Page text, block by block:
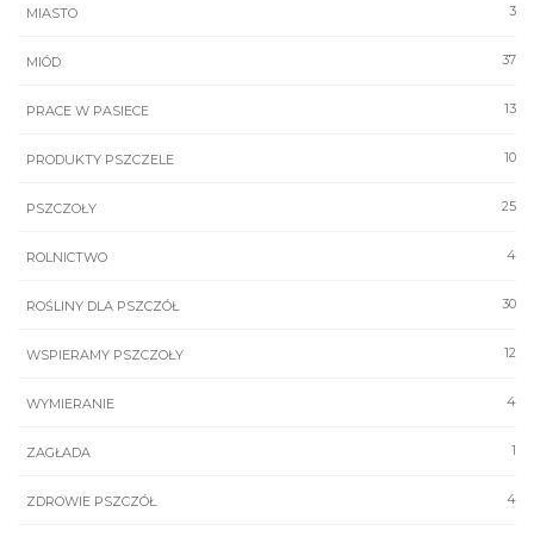
3
MIASTO
37
MIÓD
13
PRACE W PASIECE
10
PRODUKTY PSZCZELE
25
PSZCZOŁY
4
ROLNICTWO
30
ROŚLINY DLA PSZCZÓŁ
12
WSPIERAMY PSZCZOŁY
4
WYMIERANIE
1
ZAGŁADA
4
ZDROWIE PSZCZÓŁ